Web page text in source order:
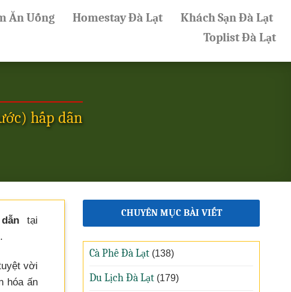
Ăn Uống Homestay Đà Lạt
Khách Sạn Đà Lạt
Toplist Đà Lạt
hấp dẫn
tại
vời
hóa ấn
CHUYÊN MỤC BÀI VIẾT
Cà Phê Đà Lạt (138)
Du Lịch Đà Lạt (179)